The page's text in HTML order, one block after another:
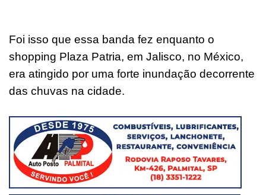
Foi isso que essa banda fez enquanto o
shopping Plaza Patria, em Jalisco, no México,
era atingido por uma forte inundação decorrente
das chuvas na cidade.